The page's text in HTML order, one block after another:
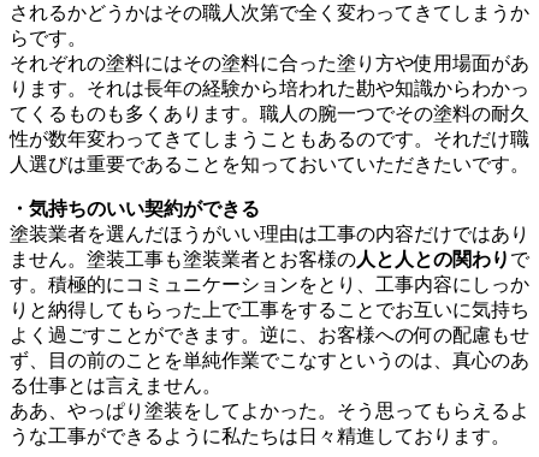
されるかどうかはその職人次第で全く変わってきてしまうか
らです。
それぞれの塗料にはその塗料に合った塗り方や使用場面があ
ります。それは長年の経験から培われた勘や知識からわかっ
てくるものも多くあります。職人の腕一つでその塗料の耐久
性が数年変わってきてしまうこともあるのです。それだけ職
人選びは重要であることを知っておいていただきたいです。
・ 気持ちのいい契約ができる
塗装業者を選んだほうがいい理由は工事の内容だけではあり
ません。塗装工事も塗装業者とお客様の人と人との関わり で
す。積極的にコミュニケーションをとり、工事内容にしっか
りと納得してもらった上で工事をすることでお互いに気持ち
よく過ごすことができます。逆に、お客様への何の配慮もせ
ず、目の前のことを単純作業でこなすというのは、真心のあ
る仕事とは言えません。
ああ、やっぱり塗装をしてよかった。そう思ってもらえるよ
うな工事ができるように私たちは日々精進しております。